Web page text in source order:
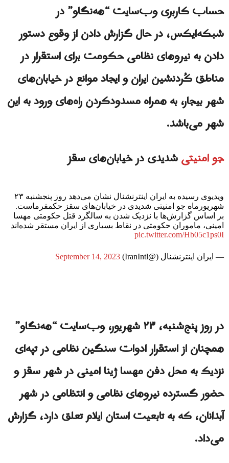
حساب کاربری وب‌سایت “هه‌نگاو” در
شبکه‌ایکس، در حال گزارش دادن از وقوع دستور
دادن به نیروهای نظامی حکومت برای استقرار در
مناطق کُردنشین ایران و ایجاد موانع در خیابان‌های
شهر بیجار، به همراه مسدودکردن راه‌های ورود به این
شهر می‌باشد.
جو امنیتیشدیدی در خیابان‌های سقز
ویدیوی رسیده به ایران اینترنشنال نشان می‌دهد روز پنجشنبه ۲۳
شهریورماه جو امنیتی شدیدی در خیابان‌های سقز حکمفرماست.
بر اساس گزارش‌ها با نزدیک شدن به سالگرد قتل حکومتی مهسا
امینی، ماموران حکومتی در نقاط بسیاری از ایران مستقر شده‌اند
pic.twitter.com/Hb05c1ps0I
— ايران اينترنشنال (@IranIntl) September 14, 2023
در روز پنج‌شنبه، ۲۳ شهریور، وب‌سایت “هه‌نگاو”
همچنان از استقرار ادوات سنگین نظامی در تپه‌ای
نزدیک به محل دفن مهسا ژینا امینی در شهر سقز و
حضور گسترده نیروهای نظامی و انتظامی در شهر
آبدانان، که به تابعیت استان ایلام تعلق دارد، گزارش
می‌داد.